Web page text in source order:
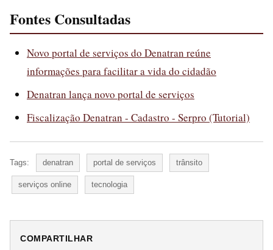
Fontes Consultadas
Novo portal de serviços do Denatran reúne
informações para facilitar a vida do cidadão
Denatran lança novo portal de serviços
Fiscalização Denatran - Cadastro - Serpro (Tutorial)
Tags: denatran portal de serviços trânsito
serviços online tecnologia
COMPARTILHAR